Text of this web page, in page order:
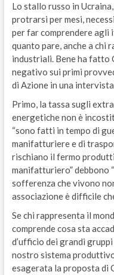
Lo stallo russo in
protrarsi per mesi,
per far comprendere agli
quanto pare, anche a chi
industriali. Bene ha fatto
negativo sui primi
di Azione in una
Primo, la tassa sugli
energetiche non è
“sono fatti in tempo di
manifatturiere e di
rischiano il fermo
manifatturiero” debbono
sofferenza che vivono
associazione è difficile
Se chi rappresenta il
comprende cosa sta
d’ufficio dei grandi
nostro sistema
esagerata la proposta di